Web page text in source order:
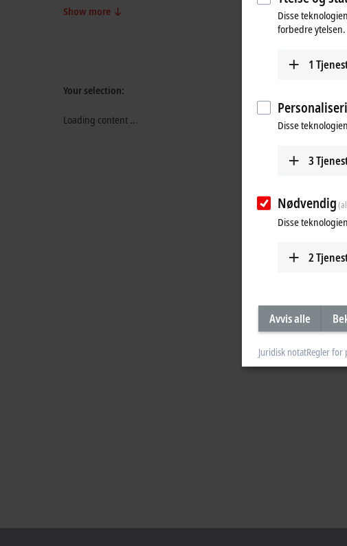
Show more
Your selection:
Loading content ...
Disse
forbedre ytelsen.
1
Disse
3
Nødvendig
Disse
2
Avvis alle
Juridisk notatRegler for